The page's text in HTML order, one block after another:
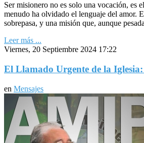
Ser misionero no es solo una vocación, es
menudo ha olvidado el lenguaje del amor.
sobrepasa, y una misión que, aunque
Leer más ...
Viernes, 20 Septiembre 2024 17:22
El Llamado Urgente de la
en Mensajes